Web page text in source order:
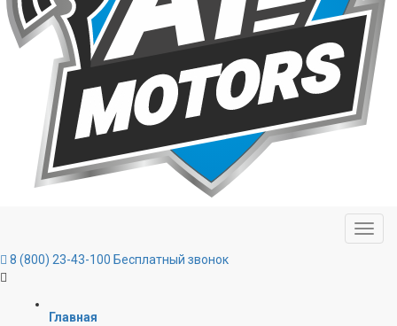
8 (800) 23-43-100 Бесплатный звонок
Главная